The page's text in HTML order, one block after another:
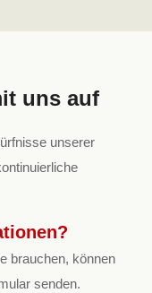
uns auf
unserer
brauchen, können
senden.